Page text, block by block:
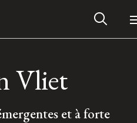
Vliet
et à forte